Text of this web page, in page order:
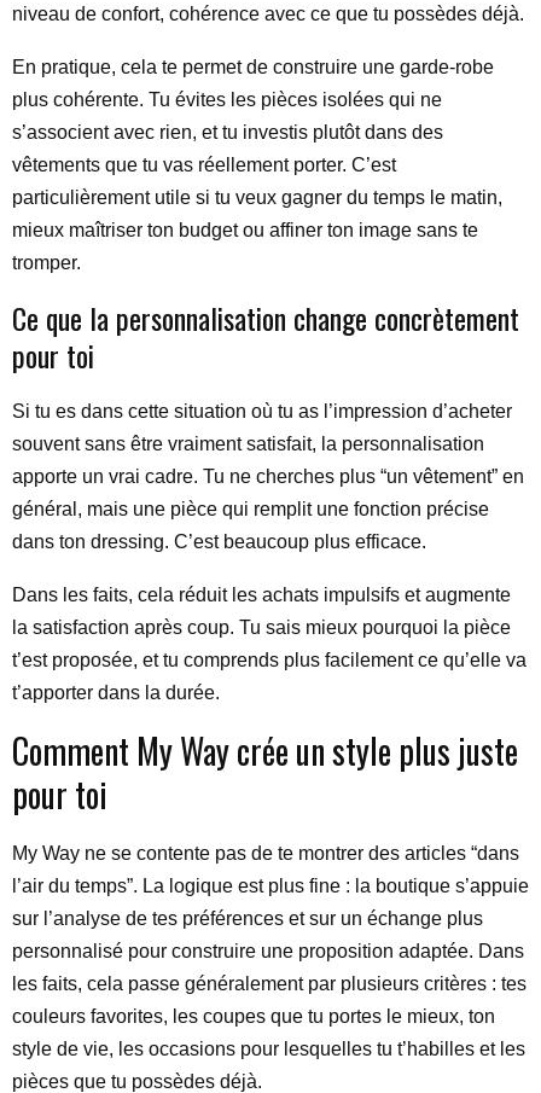
niveau de confort, cohérence avec ce que tu possèdes déjà.
En pratique, cela te permet de construire une garde-robe
plus cohérente. Tu évites les pièces isolées qui ne
s’associent avec rien, et tu investis plutôt dans des
vêtements que tu vas réellement porter. C’est
particulièrement utile si tu veux gagner du temps le matin,
mieux maîtriser ton budget ou affiner ton image sans te
tromper.
Ce que la personnalisation change concrètement
pour toi
Si tu es dans cette situation où tu as l’impression d’acheter
souvent sans être vraiment satisfait, la personnalisation
apporte un vrai cadre. Tu ne cherches plus “un vêtement” en
général, mais une pièce qui remplit une fonction précise
dans ton dressing. C’est beaucoup plus efficace.
Dans les faits, cela réduit les achats impulsifs et augmente
la satisfaction après coup. Tu sais mieux pourquoi la pièce
t’est proposée, et tu comprends plus facilement ce qu’elle va
t’apporter dans la durée.
Comment My Way crée un style plus juste
pour toi
My Way ne se contente pas de te montrer des articles “dans
l’air du temps”. La logique est plus fine : la boutique s’appuie
sur l’analyse de tes préférences et sur un échange plus
personnalisé pour construire une proposition adaptée. Dans
les faits, cela passe généralement par plusieurs critères : tes
couleurs favorites, les coupes que tu portes le mieux, ton
style de vie, les occasions pour lesquelles tu t’habilles et les
pièces que tu possèdes déjà.